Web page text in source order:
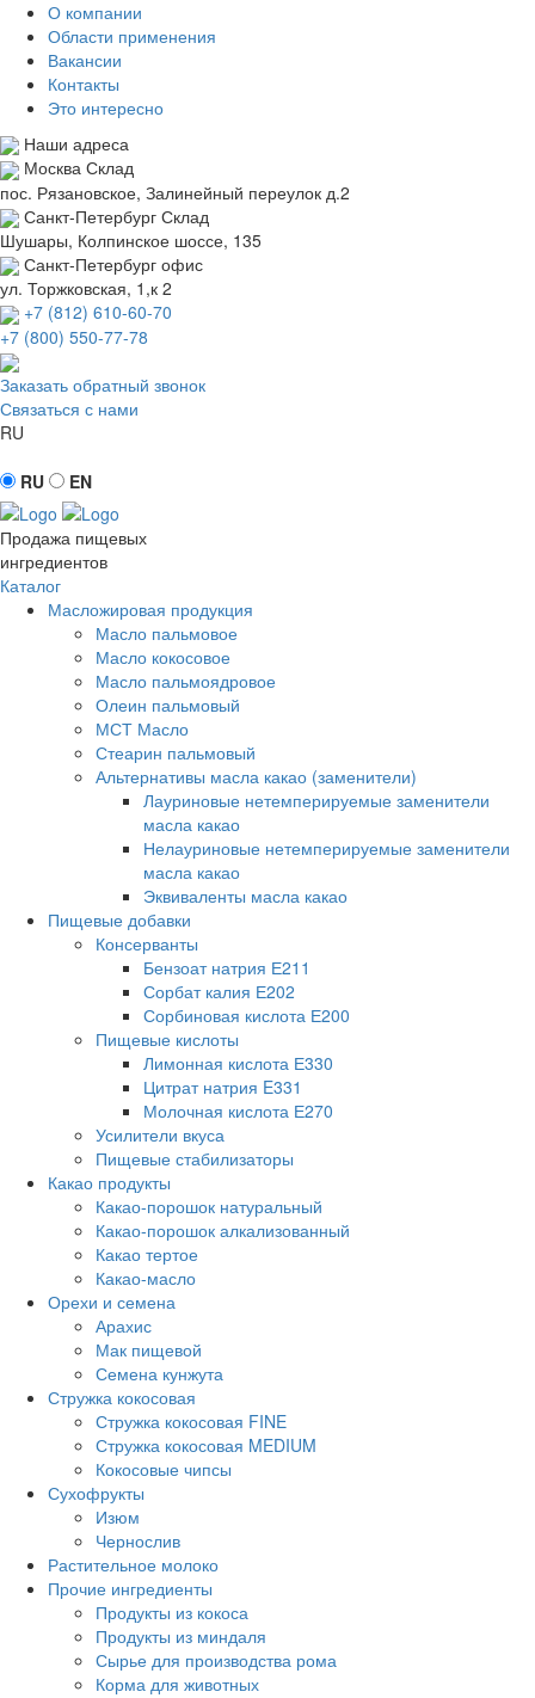
О компании
Области применения
Вакансии
Контакты
Это интересно
Наши адреса
Москва Склад
пос. Рязановское, Залинейный переулок д.2
Санкт-Петербург Склад
Шушары, Колпинское шоссе, 135
Санкт-Петербург офис
ул. Торжковская, 1,к 2
+7 (812) 610-60-70
+7 (800) 550-77-78
Заказать обратный звонок
Связаться с нами
RU
RU EN
Продажа пищевых
ингредиентов
Каталог
Масложировая продукция
Масло пальмовое
Масло кокосовое
Масло пальмоядровое
Олеин пальмовый
МСТ Масло
Стеарин пальмовый
Альтернативы масла какао (заменители)
Лауриновые нетемперируемые заменители
масла какао
Нелауриновые нетемперируемые заменители
масла какао
Эквиваленты масла какао
Пищевые добавки
Консерванты
Бензоат натрия Е211
Сорбат калия Е202
Сорбиновая кислота Е200
Пищевые кислоты
Лимонная кислота Е330
Цитрат натрия E331
Молочная кислота Е270
Усилители вкуса
Пищевые стабилизаторы
Какао продукты
Какао-порошок натуральный
Какао-порошок алкализованный
Какао тертое
Какао-масло
Орехи и семена
Арахис
Мак пищевой
Семена кунжута
Стружка кокосовая
Стружка кокосовая FINE
Стружка кокосовая MEDIUM
Кокосовые чипсы
Сухофрукты
Изюм
Чернослив
Растительное молоко
Прочие ингредиенты
Продукты из кокоса
Продукты из миндаля
Сырье для производства рома
Корма для животных